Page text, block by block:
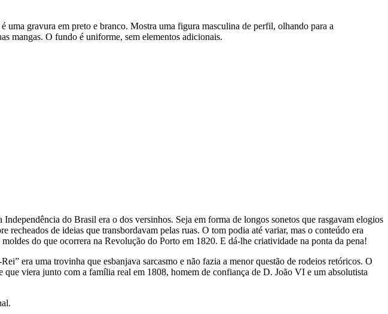
uma gravura em preto e branco. Mostra uma figura masculina de perfil, olhando para a
mangas. O fundo é uniforme, sem elementos adicionais.
do Brasil era o dos versinhos. Seja em forma de longos sonetos que rasgavam elogios
recheados de ideias que transbordavam pelas ruas. O tom podia até variar, mas o conteúdo era
do que ocorrera na Revolução do Porto em 1820. E dá-lhe criatividade na ponta da pena!
era uma trovinha que esbanjava sarcasmo e não fazia a menor questão de rodeios retóricos. O
viera junto com a família real em 1808, homem de confiança de D. João VI e um absolutista